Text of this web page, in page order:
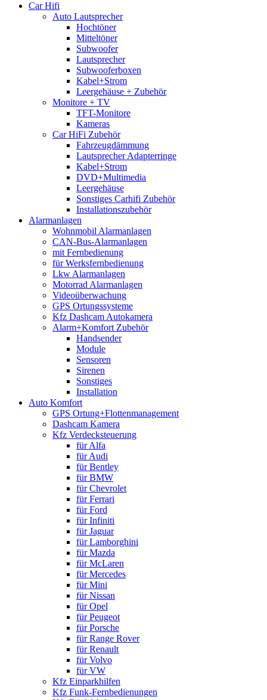
Car Hifi
Auto Lautsprecher
Hochtöner
Mitteltöner
Subwoofer
Lautsprecher
Subwooferboxen
Kabel+Strom
Leergehäuse + Zubehör
Monitore + TV
TFT-Monitore
Kameras
Car HiFi Zubehör
Fahrzeugdämmung
Lautsprecher Adapterringe
Kabel+Strom
DVD+Multimedia
Leergehäuse
Sonstiges Carhifi Zubehör
Installationszubehör
Alarmanlagen
Wohnmobil Alarmanlagen
CAN-Bus-Alarmanlagen
mit Fernbedienung
für Werksfernbedienung
Lkw Alarmanlagen
Motorrad Alarmanlagen
Videoüberwachung
GPS Ortungssysteme
Kfz Dashcam Autokamera
Alarm+Komfort Zubehör
Handsender
Module
Sensoren
Sirenen
Sonstiges
Installation
Auto Komfort
GPS Ortung+Flottenmanagement
Dashcam Kamera
Kfz Verdecksteuerung
für Alfa
für Audi
für Bentley
für BMW
für Chevrolet
für Ferrari
für Ford
für Infiniti
für Jaguar
für Lamborghini
für Mazda
für McLaren
für Mercedes
für Mini
für Nissan
für Opel
für Peugeot
für Porsche
für Range Rover
für Renault
für Volvo
für VW
Kfz Einparkhilfen
Kfz Funk-Fernbedienungen